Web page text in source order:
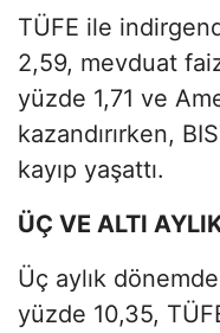
TÜFE ile
2,59, mevduat
yüzde 1,71 ve
kazandırırken,
kayıp yaşattı.
ÜÇ VE ALTI
Üç aylık
yüzde 10,35,